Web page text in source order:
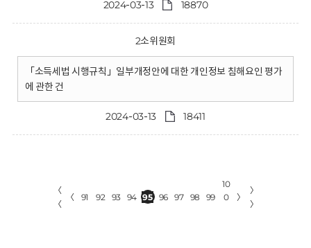
2024-03-13 18870
2소위원회
「소득세법 시행규칙」일부개정안에 대한 개인정보 침해요인 평가
에 관한 건
2024-03-13 18411
〈
〈
〈 91 92 93 94 95 96 97 98 99
10
0
〉
〉
〉